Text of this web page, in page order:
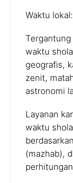
Waktu lokal:
waktu
geografis,
zenit,
astronomi
Layanan
waktu
(mazhab),